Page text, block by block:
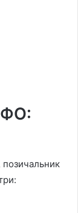
позичальник